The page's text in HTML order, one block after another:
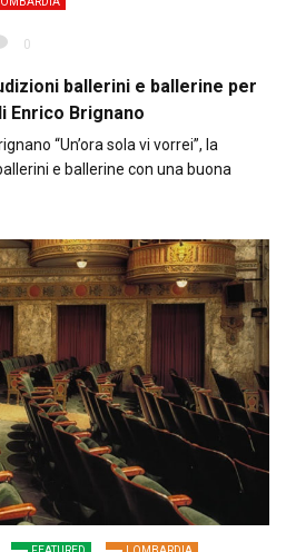
0
ballerini e ballerine per
Enrico Brignano
“Un’ora sola vi vorrei”, la
e ballerine con una buona